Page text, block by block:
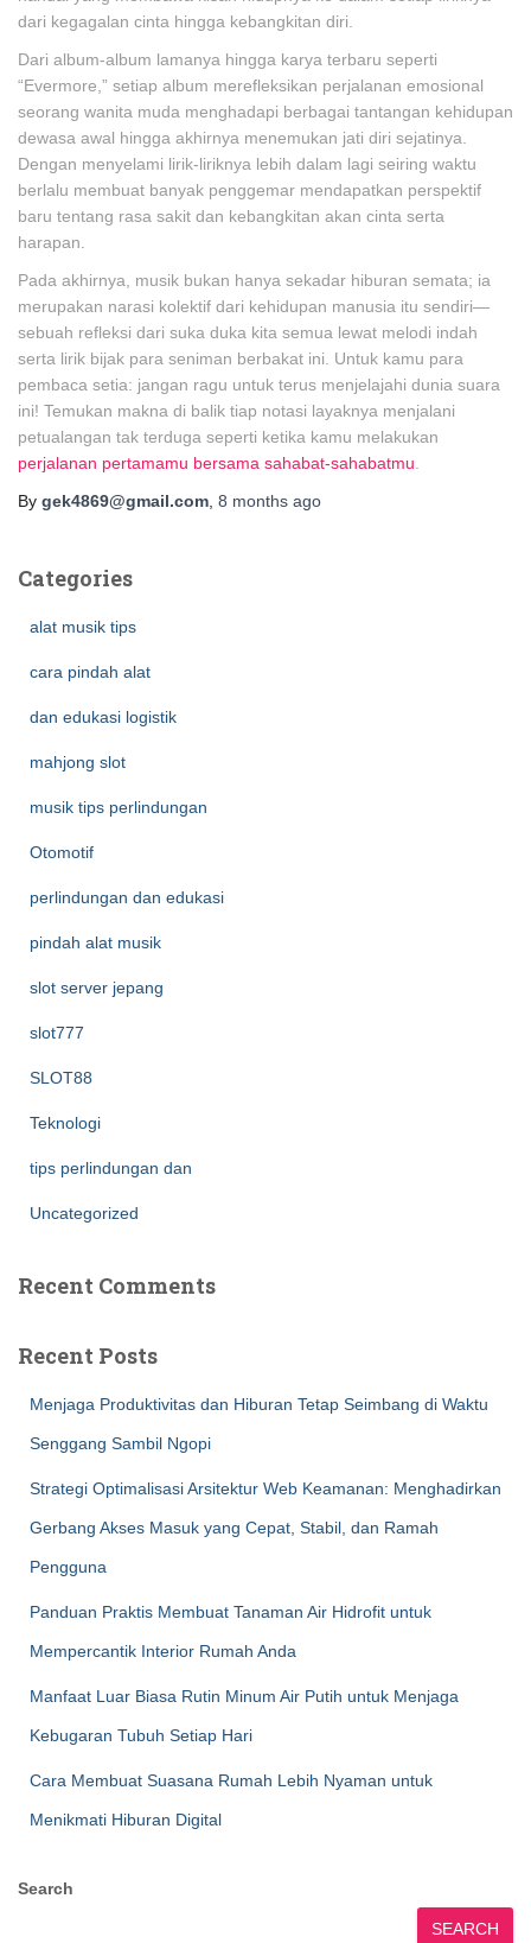
dari kegagalan cinta hingga kebangkitan diri.
Dari album-album lamanya hingga karya terbaru seperti
“Evermore,” setiap album merefleksikan perjalanan emosional
seorang wanita muda menghadapi berbagai tantangan kehidupan
dewasa awal hingga akhirnya menemukan jati diri sejatinya.
Dengan menyelami lirik-liriknya lebih dalam lagi seiring waktu
berlalu membuat banyak penggemar mendapatkan perspektif
baru tentang rasa sakit dan kebangkitan akan cinta serta
harapan.
Pada akhirnya, musik bukan hanya sekadar hiburan semata; ia
merupakan narasi kolektif dari kehidupan manusia itu sendiri—
sebuah refleksi dari suka duka kita semua lewat melodi indah
serta lirik bijak para seniman berbakat ini. Untuk kamu para
pembaca setia: jangan ragu untuk terus menjelajahi dunia suara
ini! Temukan makna di balik tiap notasi layaknya menjalani
petualangan tak terduga seperti ketika kamu melakukan
perjalanan pertamamu bersama sahabat-sahabatmu
By gek4869@gmail.com 8 months ago
Categories
alat musik tips
cara pindah alat
dan edukasi logistik
mahjong slot
musik tips perlindungan
Otomotif
perlindungan dan edukasi
pindah alat musik
slot server jepang
slot777
SLOT88
Teknologi
tips perlindungan dan
Uncategorized
Recent Comments
Recent Posts
Menjaga Produktivitas dan Hiburan Tetap Seimbang di Waktu
Senggang Sambil Ngopi
Strategi Optimalisasi Arsitektur Web Keamanan: Menghadirkan
Gerbang Akses Masuk yang Cepat, Stabil, dan Ramah
Pengguna
Panduan Praktis Membuat Tanaman Air Hidrofit untuk
Mempercantik Interior Rumah Anda
Manfaat Luar Biasa Rutin Minum Air Putih untuk Menjaga
Kebugaran Tubuh Setiap Hari
Cara Membuat Suasana Rumah Lebih Nyaman untuk
Menikmati Hiburan Digital
Search
SEARCH